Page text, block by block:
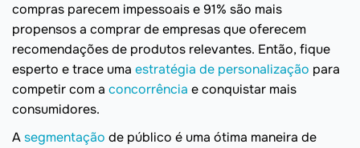
compras parecem impessoais e 91% são mais
propensos a comprar de empresas que oferecem
recomendações de produtos relevantes. Então, fique
esperto e trace uma estratégia de personalização para
competir com a concorrência e conquistar mais
consumidores.
Asegmentação de público é uma ótima maneira de